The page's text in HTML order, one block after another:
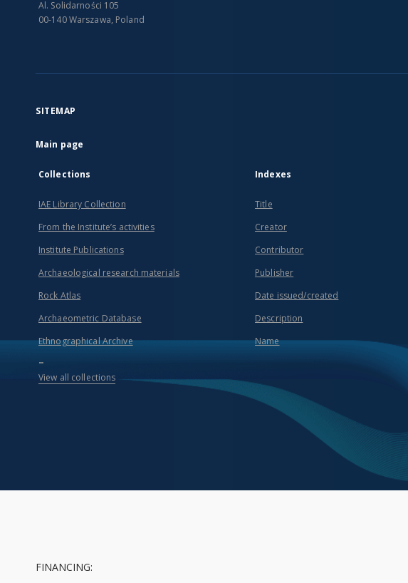
Al. Solidarności 105
00-140 Warszawa, Poland
SITEMAP
Main page
Collections
IAE Library Collection
From the Institute’s activities
Institute Publications
Archaeological research materials
Rock Atlas
Archaeometric Database
Ethnographical Archive
...
View all collections
Indexes
Title
Creator
Contributor
Publisher
Date issued/created
Description
Name
FINANCING: